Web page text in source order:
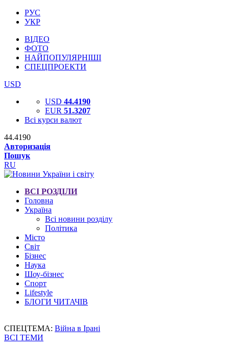
РУС
УКР
ВІДЕО
ФОТО
НАЙПОПУЛЯРНІШІ
СПЕЦПРОЕКТИ
USD
USD 44.4190
EUR 51.3207
Всі курси валют
44.4190
Авторизація
Пошук
RU
ВСІ РОЗДІЛИ
Головна
Україна
Всі новини розділу
Політика
Місто
Світ
Бізнес
Наука
Шоу-бізнес
Спорт
Lifestyle
БЛОГИ ЧИТАЧІВ
СПЕЦТЕМА: Війна в Ірані
ВСІ ТЕМИ